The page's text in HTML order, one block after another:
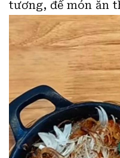
thơm từ bơ và
ăn, kèm với hành
bánh mì cực kỳ
Bạn có thể ăn
tương, để món ăn